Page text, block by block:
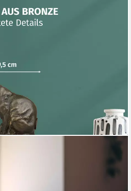
aus Bronze H 12 cm mit
kein Set)